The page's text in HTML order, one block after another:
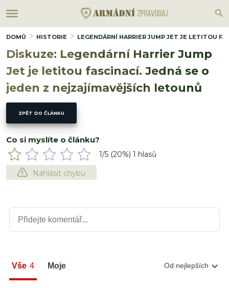
DOMŮ HISTORIE LEGENDÁRNÍ HARRIER JUMP JET JE LETITOU
Diskuze: Legendární Harrier Jump
Jet je letitou fascinací. Jedná se o
jeden z nejzajímavějších letounů
ZPĚT DO ČLÁNKU
Co si myslíte o článku?
1/5 (20%) 1 hlasů
Nahlásit chybu